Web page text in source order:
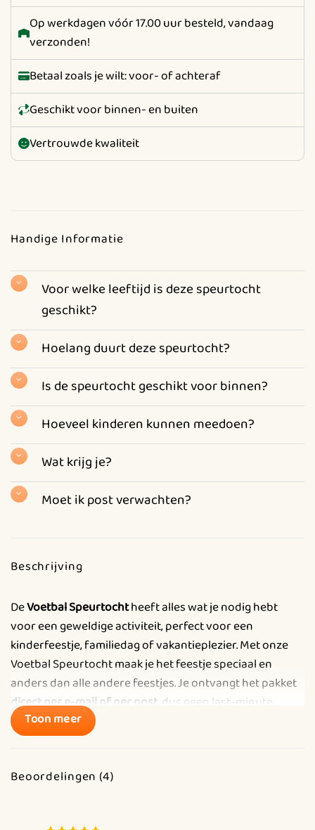
Op werkdagen vóór 17.00 uur besteld, vandaag
verzonden!
Betaal zoals je wilt: voor- of achteraf
Geschikt voor binnen- en buiten
Vertrouwde kwaliteit
Handige Informatie
Voor welke leeftijd is deze speurtocht
geschikt?
Hoelang duurt deze speurtocht?
Is de speurtocht geschikt voor binnen?
Hoeveel kinderen kunnen meedoen?
Wat krijg je?
Moet ik post verwachten?
Beschrijving
DeVoetbal Speurtochtheeft alles wat je nodig hebt
voor een geweldige activiteit, perfect voor een
kinderfeestje, familiedag of vakantieplezier. Met onze
Voetbal Speurtocht maak je het feestje speciaal en
anders dan alle andere feestjes. Je ontvangt het pakket
direct per e-mail of per post , dus geen last-minute
stress of tijdsgebrek. Alles wat je nodig hebt om van dit
feestje een onvergetelijk voetbalavontuur te maken!
Kom jij Charlie’s Voetbalteam versterken?
avontuur. Charlie is opzoek naar nieuwe vrienden die
Toon meer
Beoordelingen (4)